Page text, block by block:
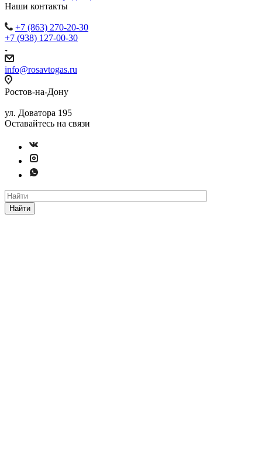
Наши контакты
+7 (863) 270-20-30
+7 (938) 127-00-30
info@rosavtogas.ru
Ростов-на-Дону
ул. Доватора 195
Оставайтесь на связи
Найти